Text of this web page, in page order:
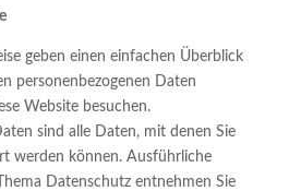
geben einen einfachen Überblick
personenbezogenen Daten
Website besuchen.
sind alle Daten, mit denen Sie
werden können. Ausführliche
Datenschutz entnehmen Sie